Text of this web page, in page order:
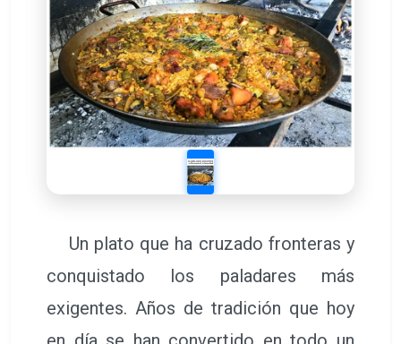
Un plato que ha cruzado fronteras y
conquistado los paladares más
exigentes. Años de tradición que hoy